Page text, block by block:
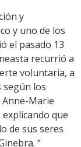
y
y uno de los
el pasado 13
recurrió a
voluntaria, a
según los
Marie
que
de sus seres
“